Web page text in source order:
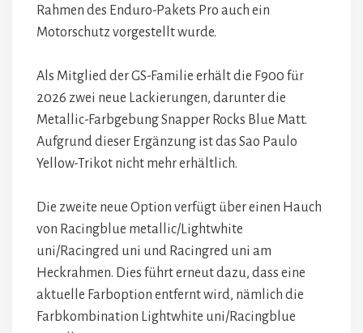
Rahmen des Enduro-Pakets Pro auch ein
Motorschutz vorgestellt wurde.
Als Mitglied der GS-Familie erhält die F900 für
2026 zwei neue Lackierungen, darunter die
Metallic-Farbgebung Snapper Rocks Blue Matt.
Aufgrund dieser Ergänzung ist das Sao Paulo
Yellow-Trikot nicht mehr erhältlich.
Die zweite neue Option verfügt über einen Hauch
von Racingblue metallic/Lightwhite
uni/Racingred uni und Racingred uni am
Heckrahmen. Dies führt erneut dazu, dass eine
aktuelle Farboption entfernt wird, nämlich die
Farbkombination Lightwhite uni/Racingblue